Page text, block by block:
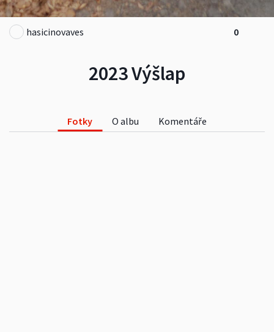
2023 Výšlap
hasicinovaves 0
Fotky O albu Komentáře